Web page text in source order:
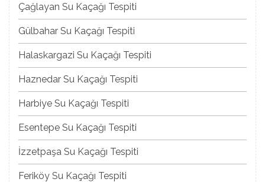
Çağlayan Su Kaçağı Tespiti
Gülbahar Su Kaçağı Tespiti
Halaskargazi Su Kaçağı Tespiti
Haznedar Su Kaçağı Tespiti
Harbiye Su Kaçağı Tespiti
Esentepe Su Kaçağı Tespiti
İzzetpaşa Su Kaçağı Tespiti
Feriköy Su Kaçağı Tespiti